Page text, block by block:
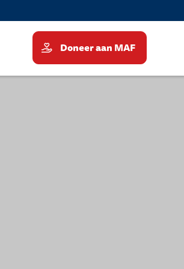
Doneer aan MAF